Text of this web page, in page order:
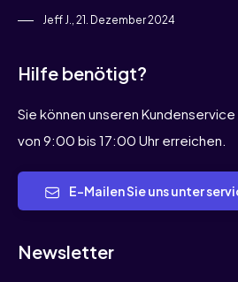
Jeff J., 21. Dezember 2024
Hilfe benötigt?
Sie können unseren
von 9:00 bis 17:00 Uhr erreichen.
E-Mailen Sie uns unter
Newsletter